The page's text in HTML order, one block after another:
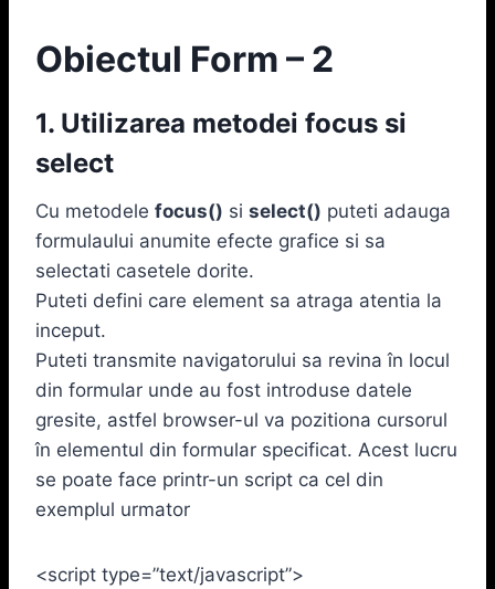
Obiectul Form – 2
1. Utilizarea metodei focus si
select
Cu metodele focus() si select() puteti adauga
formulaului anumite efecte grafice si sa
selectati casetele dorite.
Puteti defini care element sa atraga atentia la
inceput.
Puteti transmite navigatorului sa revina în locul
din formular unde au fost introduse datele
gresite, astfel browser-ul va pozitiona cursorul
în elementul din formular specificat. Acest lucru
se poate face printr-un script ca cel din
exemplul urmator
<script type=”text/javascript”>